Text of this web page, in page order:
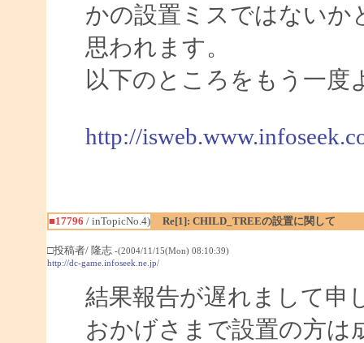
かの設置ミスではないか
思われます。
以下のところをもう一度
http://
■17796 / inTopicNo.4) Re[1]: CHILD_TREEの設置に関して
□投稿者/ 隆志 -(2004/11/15(Mon) 08:10:39)
http://dc-game.infoseek.ne.jp/
結果報告が遅れまして申
おかげさまで設置の方は